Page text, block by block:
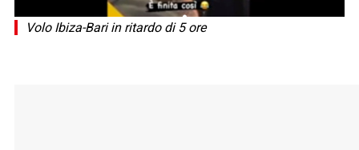
Volo Ibiza-Bari in ritardo di 5 ore